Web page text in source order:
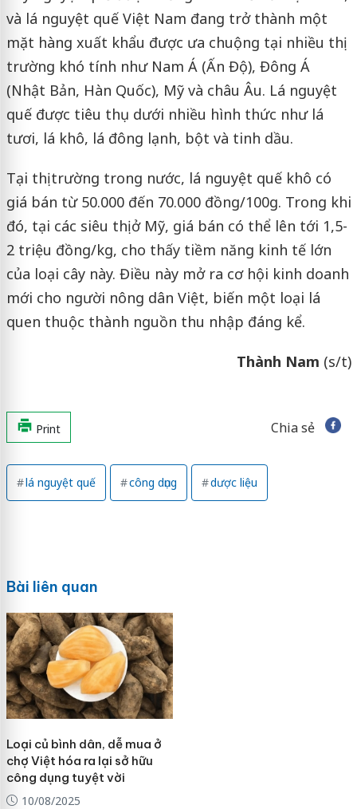
và lá nguyệt quế Việt Nam đang trở thành một
mặt hàng xuất khẩu được ưa chuộng tại nhiều thị
trường khó tính như Nam Á (Ấn Độ), Đông Á
(Nhật Bản, Hàn Quốc), Mỹ và châu Âu. Lá nguyệt
quế được tiêu thụ dưới nhiều hình thức như lá
tươi, lá khô, lá đông lạnh, bột và tinh dầu.
Tại thị trường trong nước, lá nguyệt quế khô có
giá bán từ 50.000 đến 70.000 đồng/100g. Trong khi
đó, tại các siêu thị ở Mỹ, giá bán có thể lên tới 1,5-
2 triệu đồng/kg, cho thấy tiềm năng kinh tế lớn
của loại cây này. Điều này mở ra cơ hội kinh doanh
mới cho người nông dân Việt, biến một loại lá
quen thuộc thành nguồn thu nhập đáng kể.
Thành Nam (s/t)
Print Chia sẻ
lá nguyệt quế công dụng dược liệu
Bài liên quan
Loại củ bình dân, dễ mua ở
chợ Việt hóa ra lại sở hữu
công dụng tuyệt vời
10/08/2025